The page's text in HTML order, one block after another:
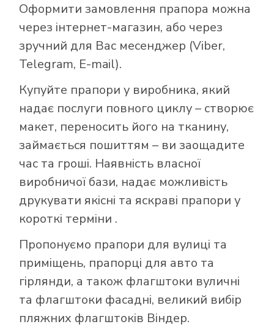
Оформити замовлення прапора можна
через інтернет-магазин, або через
зручний для Вас месенджер (Viber,
Telegram, E-mail).
Купуйте прапори у виробника, який
надає послуги повного циклу – створює
макет, переносить його на тканину,
займається пошиттям – ви заощадите
час та гроші. Наявність власної
виробничої бази, надає можливість
друкувати якісні та яскраві прапори у
короткі терміни .
Пропонуємо прапори для вулиці та
приміщень, прапорці для авто та
гірлянди, а також флагштоки вуличні
та флагштоки фасадні, великий вибір
пляжних флагштоків Віндер.